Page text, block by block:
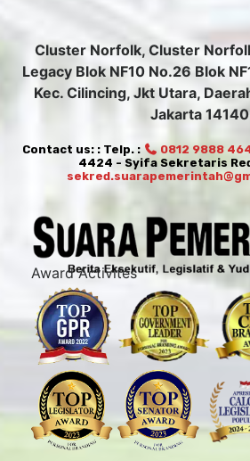
Cluster Norfolk, Cluster
Legacy Blok NF10 No.26 Blok
Kec. Cilincing, Jkt Utara,
Jakarta 14140
Contact us: : Telp. : 0812 9888
4424 - Syifa Sekretaris
Award Activites